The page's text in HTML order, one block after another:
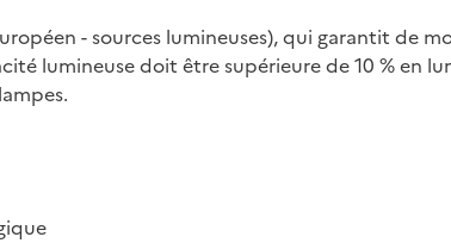
- sources lumineuses), qui garantit de
lumineuse doit être supérieure de 10 % en